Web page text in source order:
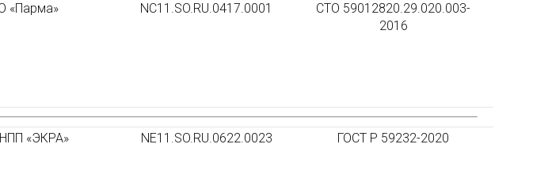
«Парма» NC11.SO.RU.0417.0001
СТО 59012820.29.020.003-
2016
«ЭКРА» NE11.SO.RU.0622.0023 ГОСТ Р 59232-2020